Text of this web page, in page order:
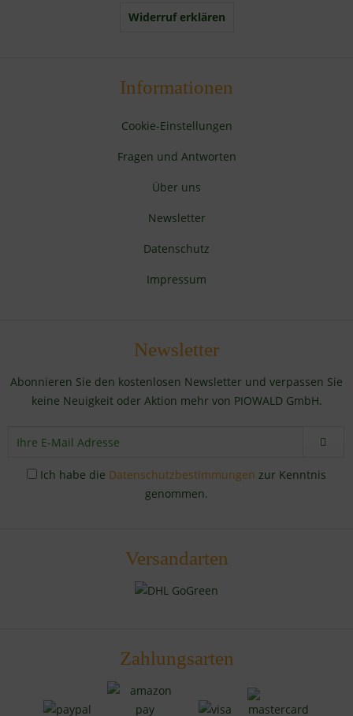
Widerruf erklären
Informationen
Cookie-Einstellungen
Fragen und Antworten
Über uns
Newsletter
Datenschutz
Impressum
Newsletter
Abonnieren Sie den kostenlosen Newsletter und verpassen Sie
keine Neuigkeit oder Aktion mehr von PIOWALD GmbH.
Ich habe die Datenschutzbestimmungen zur Kenntnis
genommen.
Versandarten
Zahlungsarten